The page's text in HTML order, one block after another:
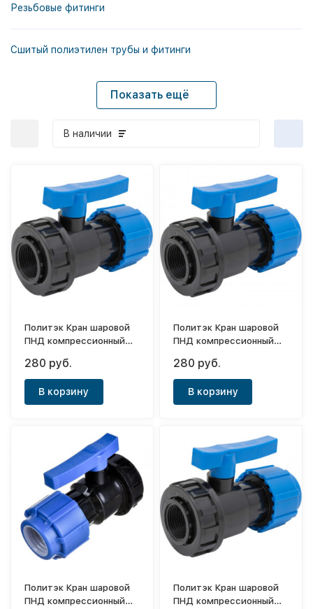
Резьбовые фитинги
Сшитый полиэтилен трубы и фитинги
Показать ещё
В наличии
Политэк Кран шаровой
ПНД компрессионный
ТПК-АКВА
280 руб.
В корзину
Политэк Кран шаровой
ПНД компрессионный
ТПК-АКВА
280 руб.
В корзину
Политэк Кран шаровой
ПНД компрессионный
Политэк Кран шаровой
ПНД компрессионный